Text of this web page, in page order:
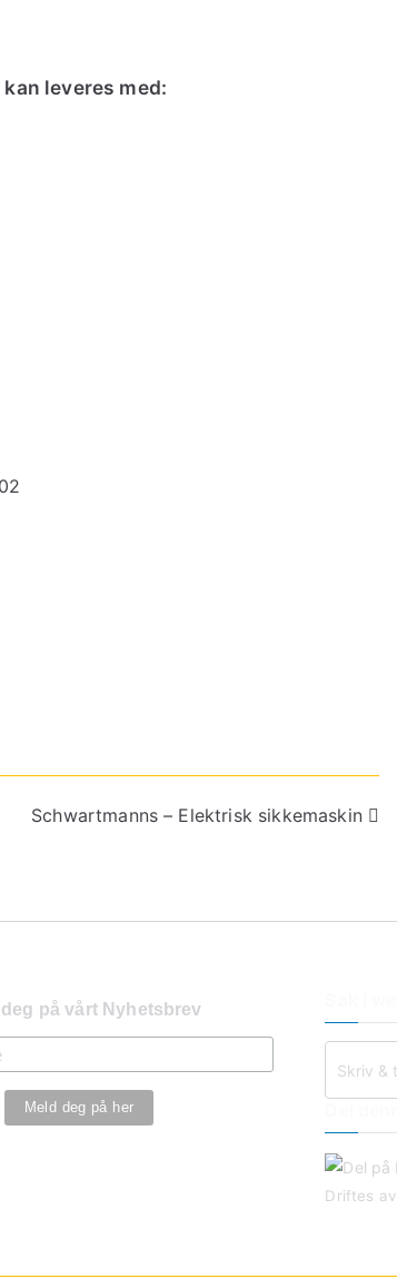
leveres med:
Schwartmanns – Elektrisk sikkemaskin
deg på vårt Nyhetsbrev
Driftes av